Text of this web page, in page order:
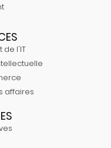
de l'IT
affaires